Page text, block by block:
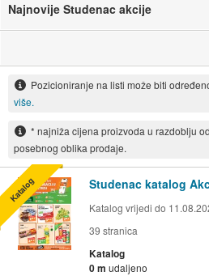
Najnovije Studenac akcije
Pozicioniranje na listi može biti
više.
* najniža cijena proizvoda u razdoblju
posebnog oblika prodaje.
Studenac katalog
Katalog vrijedi do
39 stranica
Katalog
0 m udaljeno
Katalog